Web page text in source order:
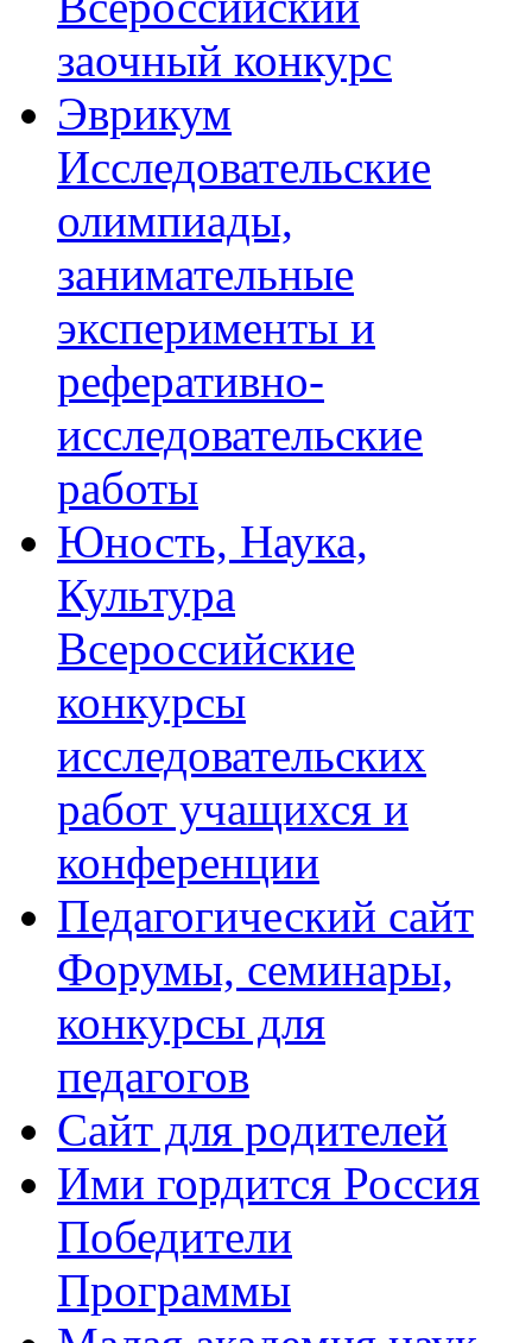
заочный конкурс
Эврикум
Исследовательские
олимпиады,
занимательные
эксперименты и
реферативно-
исследовательские
работы
Юность, Наука,
Культура
Всероссийские
конкурсы
исследовательских
работ учащихся и
конференции
Педагогический сайт
Форумы, семинары,
конкурсы для
педагогов
Сайт для родителей
Ими гордится Россия
Победители
Программы